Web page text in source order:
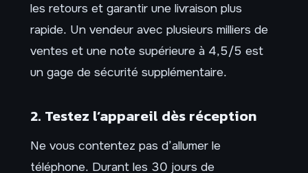
les retours et garantir une livraison plus
rapide. Un vendeur avec plusieurs milliers de
ventes et une note supérieure à 4,5/5 est
un gage de sécurité supplémentaire.
2. Testez l’appareil dès réception
Ne vous contentez pas d’allumer le
téléphone. Durant les 30 jours de